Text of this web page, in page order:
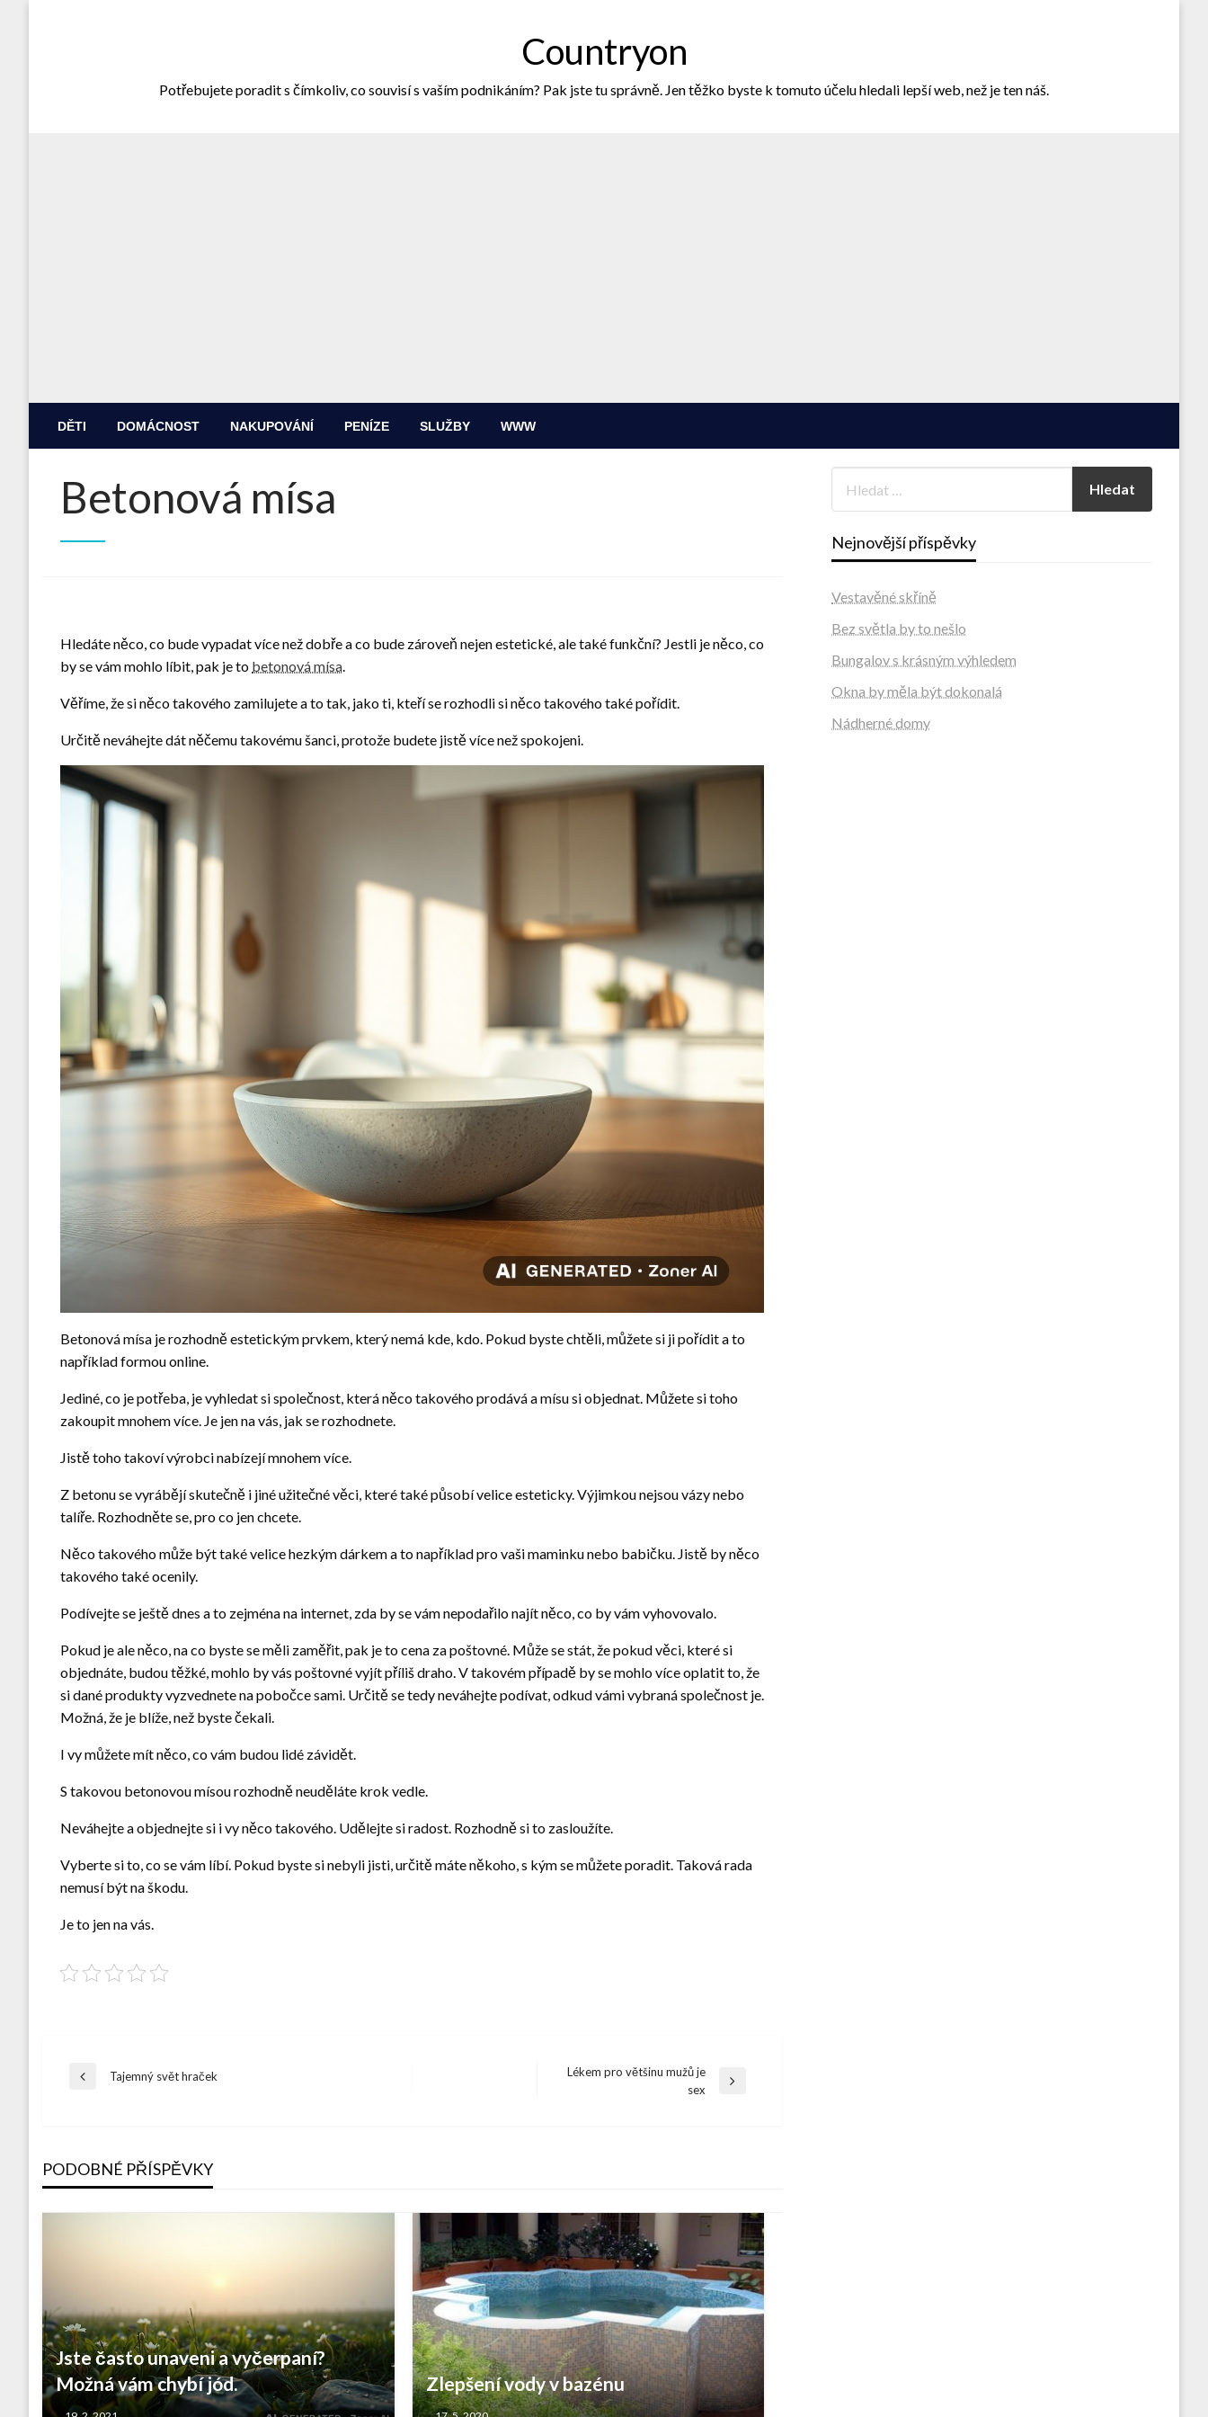
Countryon
Potřebujete poradit s čímkoliv, co souvisí s vaším podnikáním? Pak jste tu správně. Jen těžko byste k tomuto účelu hledali lepší web, než je ten náš.
DĚTI DOMÁCNOST NAKUPOVÁNÍ PENÍZE SLUŽBY WWW
Betonová mísa
Hledáte něco, co bude vypadat více než dobře a co bude zároveň nejen estetické, ale také funkční? Jestli je něco, co
by se vám mohlo líbit, pak je to betonová mísa.
Věříme, že si něco takového zamilujete a to tak, jako ti, kteří se rozhodli si něco takového také pořídit.
Určitě neváhejte dát něčemu takovému šanci, protože budete jistě více než spokojeni.
Betonová mísa je rozhodně estetickým prvkem, který nemá kde, kdo. Pokud byste chtěli, můžete si ji pořídit a to
například formou online.
Jediné, co je potřeba, je vyhledat si společnost, která něco takového prodává a mísu si objednat. Můžete si toho
zakoupit mnohem více. Je jen na vás, jak se rozhodnete.
Jistě toho takoví výrobci nabízejí mnohem více.
Z betonu se vyrábějí skutečně i jiné užitečné věci, které také působí velice esteticky. Výjimkou nejsou vázy nebo
talíře. Rozhodněte se, pro co jen chcete.
Něco takového může být také velice hezkým dárkem a to například pro vaši maminku nebo babičku. Jistě by něco
takového také ocenily.
Podívejte se ještě dnes a to zejména na internet, zda by se vám nepodařilo najít něco, co by vám vyhovovalo.
Pokud je ale něco, na co byste se měli zaměřit, pak je to cena za poštovné. Může se stát, že pokud věci, které si
objednáte, budou těžké, mohlo by vás poštovné vyjít příliš draho. V takovém případě by se mohlo více oplatit to, že
si dané produkty vyzvednete na pobočce sami. Určitě se tedy neváhejte podívat, odkud vámi vybraná společnost je.
Možná, že je blíže, než byste čekali.
I vy můžete mít něco, co vám budou lidé závidět.
S takovou betonovou mísou rozhodně neuděláte krok vedle.
Neváhejte a objednejte si i vy něco takového. Udělejte si radost. Rozhodně si to zasloužíte.
Vyberte si to, co se vám líbí. Pokud byste si nebyli jisti, určitě máte někoho, s kým se můžete poradit. Taková rada
nemusí být na škodu.
Je to jen na vás.
Navigace
příspěvek
Previous
Tajemný svět hraček
Lékem pro většinu mužů je
sex
PODOBNÉ PŘÍSPĚVKY
Jste často unaveni a vyčerpaní?
Možná vám chybí jód.
Zlepšení vody v bazénu
Nejnovější příspěvky
Vestavěné skříně
Bez světla by to nešlo
Bungalov s krásným výhledem
Okna by měla být dokonalá
Nádherné domy